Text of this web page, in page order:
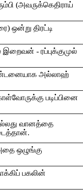
(அவருக்கெதிராய்
ஒன்று திரட்டி
- ரப்புக்குமுல்
அல்லாஹ்
படிப்பினை
வானத்தை
ஒழுங்கு
பகலின்